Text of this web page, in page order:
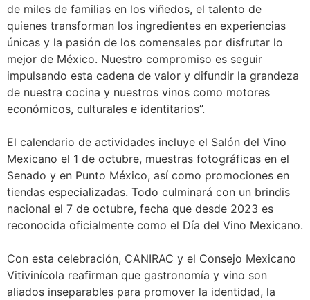
de miles de familias en los viñedos, el talento de
quienes transforman los ingredientes en experiencias
únicas y la pasión de los comensales por disfrutar lo
mejor de México. Nuestro compromiso es seguir
impulsando esta cadena de valor y difundir la grandeza
de nuestra cocina y nuestros vinos como motores
económicos, culturales e identitarios”.
El calendario de actividades incluye el Salón del Vino
Mexicano el 1 de octubre, muestras fotográficas en el
Senado y en Punto México, así como promociones en
tiendas especializadas. Todo culminará con un brindis
nacional el 7 de octubre, fecha que desde 2023 es
reconocida oficialmente como el Día del Vino Mexicano.
Con esta celebración, CANIRAC y el Consejo Mexicano
Vitivinícola reafirman que gastronomía y vino son
aliados inseparables para promover la identidad, la